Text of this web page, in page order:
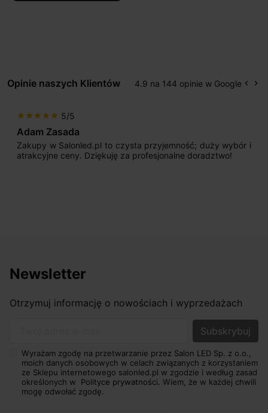
Opinie naszych Klientów 4.9 na 144 opinie w Google keyboard_arrow_left keyboard_arrow_right
star star star star star 5/5
Adam Zasada
Zakupy w Salonled.pl to czysta przyjemność; duży wybór i
atrakcyjne ceny. Dziękuję za profesjonalne doradztwo!
Newsletter
Otrzymuj informację o nowościach i wyprzedażach
Wyrażam zgodę na przetwarzanie przez Salon LED Sp. z o.o.,
moich danych osobowych w celach związanych z korzystaniem
ze Sklepu internetowego salonled.pl w zgodzie i według zasad
określonych w Polityce prywatności. Wiem, że w każdej chwili
mogę odwołać zgodę.